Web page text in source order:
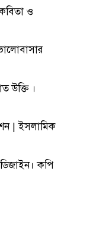
ও
উক্তি ।
| ইসলামিক
কপি